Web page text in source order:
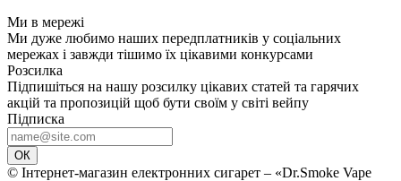
Ми в мережі
Ми дуже любимо наших передплатників у соціальних
мережах і завжди тішимо їх цікавими конкурсами
Розсилка
Підпишіться на нашу розсилку цікавих статей та гарячих
акцій та пропозицій щоб бути своїм у світі вейпу
Підписка
ОК
© Інтернет-магазин електронних сигарет – «Dr.Smoke Vape